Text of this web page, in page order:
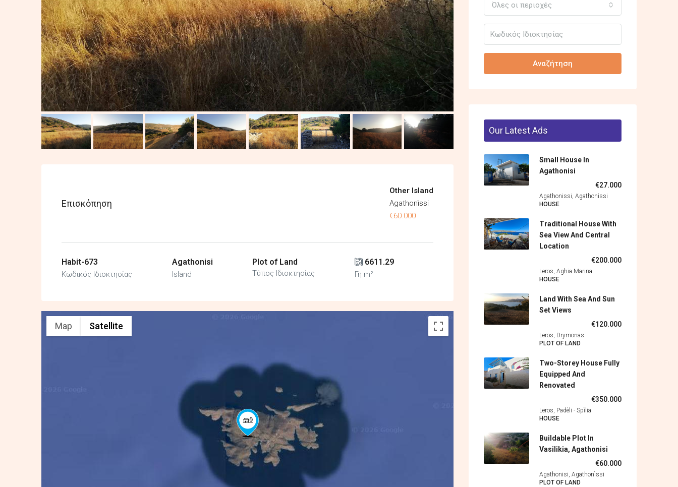
Επισκόπηση
Other Island
Agathonìssi
€60.000
Habit-673
Κωδικός Ιδιοκτησίας
Agathonisi
Island
Plot of Land
Τύπος Ιδιοκτησίας
6611.29
Γη m²
Map Satellite
Όλες οι περιοχές
Αναζήτηση
Our Latest Ads
Small House In
Agathonisi
€27.000
Agathonissi, Agathonìssi
HOUSE
Traditional House With
Sea View And Central
Location
€200.000
Leros, Aghia Marina
HOUSE
Land With Sea And Sun
Set Views
€120.000
Leros, Drymonas
PLOT OF LAND
Two-Storey House Fully
Equipped And
Renovated
€350.000
Leros, Padèli - Spìlia
HOUSE
Buildable Plot In
Vasilikia, Agathonisi
€60.000
Agathonisi, Agathonìssi
PLOT OF LAND